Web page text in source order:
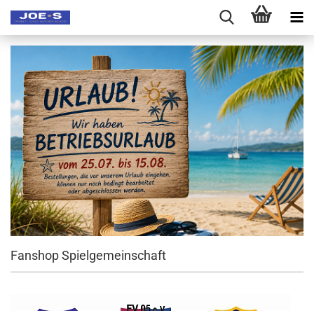
Fanshop Spielgemeinschaft